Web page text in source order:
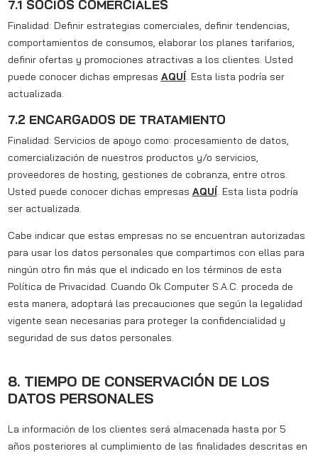
7.1 SOCIOS COMERCIALES
Finalidad: Definir estrategias comerciales, definir tendencias,
comportamientos de consumos, elaborar los planes tarifarios,
definir ofertas y promociones atractivas a los clientes. Usted
puede conocer dichas empresas AQUÍ. Esta lista podría ser
actualizada.
7.2 ENCARGADOS DE TRATAMIENTO
Finalidad: Servicios de apoyo como: procesamiento de datos,
comercialización de nuestros productos y/o servicios,
proveedores de hosting, gestiones de cobranza, entre otros.
Usted puede conocer dichas empresas AQUÍ. Esta lista podría
ser actualizada.
Cabe indicar que estas empresas no se encuentran autorizadas
para usar los datos personales que compartimos con ellas para
ningún otro fin más que el indicado en los términos de esta
Política de Privacidad. Cuando Ok Computer S.A.C. proceda de
esta manera, adoptará las precauciones que según la legalidad
vigente sean necesarias para proteger la confidencialidad y
seguridad de sus datos personales.
8. TIEMPO DE CONSERVACIÓN DE LOS
DATOS PERSONALES
La información de los clientes será almacenada hasta por 5
años posteriores al cumplimiento de las finalidades descritas en